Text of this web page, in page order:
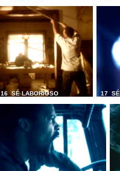
16 SÉ LABORIOSO 17 SÉ